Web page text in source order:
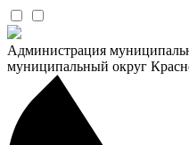
Администрация
муниципальный округ